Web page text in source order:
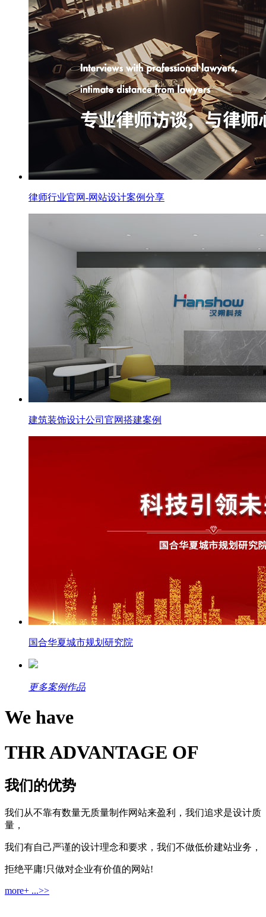
律师行业官网-网站设计案例分享
建筑装饰设计公司官网搭建案例
国合华夏城市规划研究院
更多案例作品
We have
THR ADVANTAGE OF
我们的优势
我们从不靠有数量无质量制作网站来盈利，我们追求是设计质
量，
我们有自己严谨的设计理念和要求，我们不做低价建站业务，
拒绝平庸!只做对企业有价值的网站!
more+ ...>>